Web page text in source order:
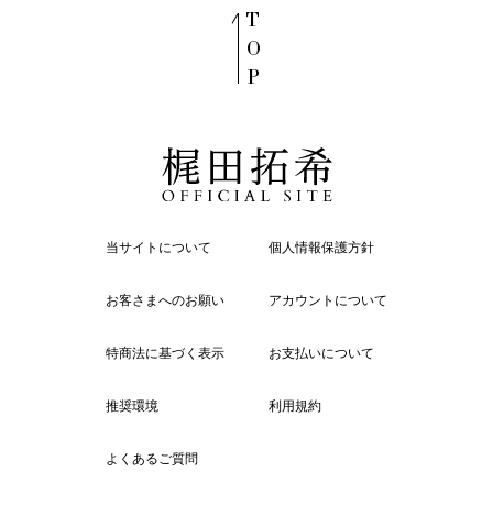
T
O
P
当サイトについて 個人情報保護方針
お客さまへのお願い アカウントについて
特商法に基づく表示 お支払いについて
推奨環境 利用規約
よくあるご質問